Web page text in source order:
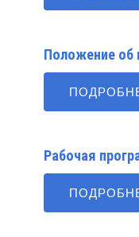
Положение об
Рабочая